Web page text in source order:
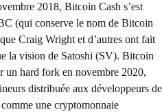
2018, Bitcoin Cash s’est
(qui conserve le nom de Bitcoin
Craig Wright et d’autres ont fait
la vision de Satoshi (SV). Bitcoin
un hard fork en novembre 2020,
distribuée aux développeurs de
comme une cryptomonnaie